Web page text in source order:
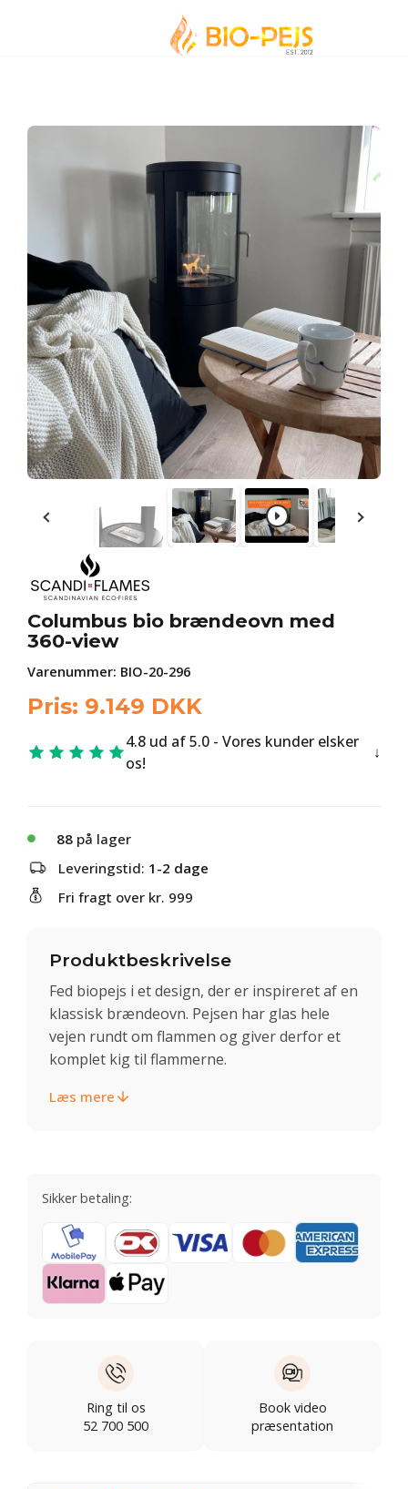
Columbus bio brændeovn med
360-view
Varenummer: BIO-20-296
Pris: 9.149 DKK
4.8 ud af 5.0 - Vores kunder elsker
os!
88 på lager
Leveringstid: 1-2 dage
Fri fragt over kr. 999
Produktbeskrivelse
Fed biopejs i et design, der er inspireret af en
klassisk brændeovn. Pejsen har glas hele
vejen rundt om flammen og giver derfor et
komplet kig til flammerne.
Læs mere
Sikker betaling:
Ring til os
52 700 500
Book video
præsentation